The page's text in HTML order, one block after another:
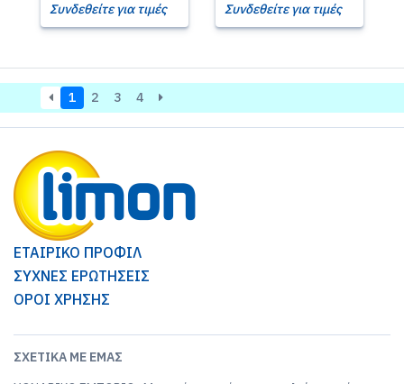
Συνδεθείτε για τιμές
Συνδεθείτε για τιμές
1 2 3 4
ΕΤΑΙΡΙΚΟ ΠΡΟΦΙΛ
ΣΥΧΝΕΣ ΕΡΩΤΗΣΕΙΣ
ΟΡΟΙ ΧΡΗΣΗΣ
ΣΧΕΤΙΚΆ ΜΕ ΕΜΆΣ